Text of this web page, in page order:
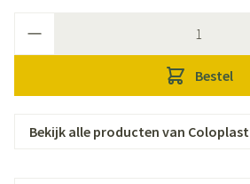
Bestel
Bekijk alle producten van Coloplast